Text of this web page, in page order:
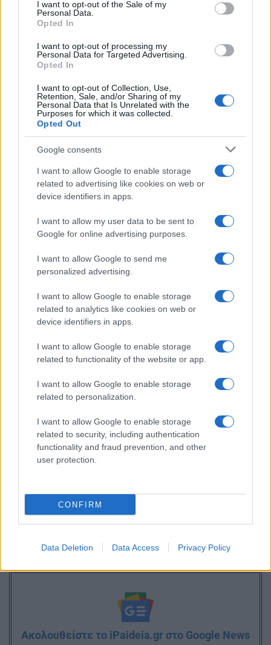
I want to opt-out of the Sale of my
Personal Data.
Opted In
I want to opt-out of processing my
Personal Data for Targeted Advertising.
Opted In
I want to opt-out of Collection, Use,
Retention, Sale, and/or Sharing of my
Personal Data that Is Unrelated with the
Purposes for which it was collected.
Opted Out
Google consents
I want to allow Google to enable storage
related to advertising like cookies on web or
device identifiers in apps.
I want to allow my user data to be sent to
Google for online advertising purposes.
I want to allow Google to send me
personalized advertising.
I want to allow Google to enable storage
related to analytics like cookies on web or
device identifiers in apps.
I want to allow Google to enable storage
related to functionality of the website or app.
I want to allow Google to enable storage
related to personalization.
I want to allow Google to enable storage
related to security, including authentication
functionality and fraud prevention, and other
user protection.
CONFIRM
Data Deletion Data Access Privacy Policy
Οι επιταγές θα σας αποσταλούν και μέσω SMS. Η πρώτη
επιταγή θα χρησιμοποιηθεί για την αγορά νέου Ηλιακού
Θερμοσίφωνα, ενώ η δεύτερη μπορεί να επιδοτήσει τη
δαπάνη εκτέλεσης συμπληρωματικών εργασιών για την
αντικατάσταση του παλιού Ηλεκτρικού Θερμοσίφωνα με
του Νέου Ηλιακού Θερμοσίφωνα ή απεγκατάστασης του
παλαιού Θερμοσίφωνα, αναλώσιμα και εξαρτήματα κλπ.).
Προκειμένου να είναι δυνατή η επιδότηση της αγοράς
νέου ηλιακού θερμοσίφωνα,είναι υποχρεωτική η
απόσυρση προς ανακύκλωση των παλαιών
θερμοσιφώνων που αντικαθίστανται.
Μητσοτάκης: Τι θα ισχύσει με τα voucher για
τις ξένες γλώσσες και την πληροφορική
Ακολουθείστε το iPaideia.gr στο Google News